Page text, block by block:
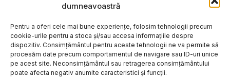
dumneavoastră
Pentru a oferi cele mai bune experiențe, folosim tehnologii precum
cookie-urile pentru a stoca și/sau accesa informațiile despre
dispozitiv. Consimțământul pentru aceste tehnologii ne va permite să
procesăm date precum comportamentul de navigare sau ID-uri unice
pe acest site. Neconsimțământul sau retragerea consimțământului
poate afecta negativ anumite caracteristici și funcții.